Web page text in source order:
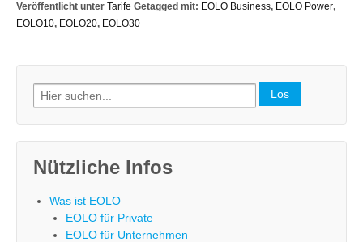
Veröffentlicht unter Tarife Getagged mit: EOLO Business, EOLO Power,
EOLO10, EOLO20, EOLO30
Search
for:
Nützliche Infos
Was ist EOLO
EOLO für Private
EOLO für Unternehmen